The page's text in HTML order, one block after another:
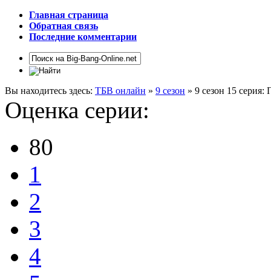
Главная страница
Обратная связь
Последние комментарии
Вы находитесь здесь: ТБВ онлайн » 9 сезон » 9 сезон 15
Оценка серии:
80
1
2
3
4